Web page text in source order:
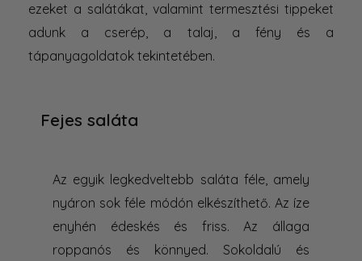
ezeket a salátákat, valamint termesztési tippeket
adunk a cserép, a talaj, a fény és a
tápanyagoldatok tekintetében.
Fejes saláta
Az egyik legkedveltebb saláta féle, amely
nyáron sok féle módón elkészíthető. Az íze
enyhén édeskés és friss. Az állaga
roppanós és könnyed. Sokoldalú és